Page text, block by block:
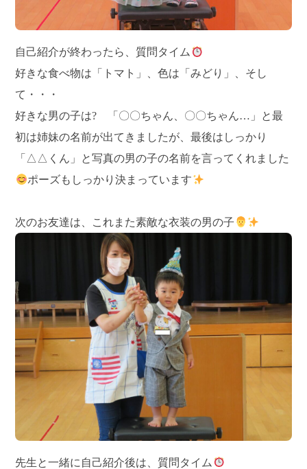
自己紹介が終わったら、質問タイム
好きな食べ物は「トマト」、色は「みどり」、そし
て・・・
好きな男の子は? 「〇〇ちゃん、〇〇ちゃん…」と最
初は姉妹の名前が出てきましたが、最後はしっかり
「△△くん」と写真の男の子の名前を言ってくれました
ポーズもしっかり決まっています
次のお友達は、これまた素敵な衣装の男の子
先生と一緒に自己紹介後は、質問タイム